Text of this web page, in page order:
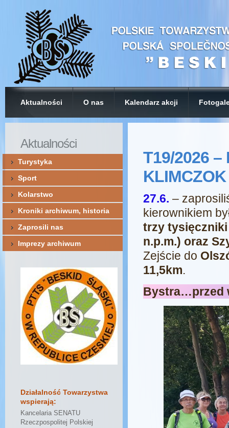
Aktualności O nas Kalendarz akcji
T19/2026 –
27.6. –
kierownikiem
trzy tysięczniki
n.p.m.) oraz
Zejście do
11,5km.
Bystra…przed
Aktualności
Turystyka
Sport
Kolarstwo
Kroniki archiwum, historia
Zaprosili nas
Imprezy archiwum
Działalność Towarzystwa
wspierają:
Kancelaria SENATU
Rzeczpospolitej Polskiej